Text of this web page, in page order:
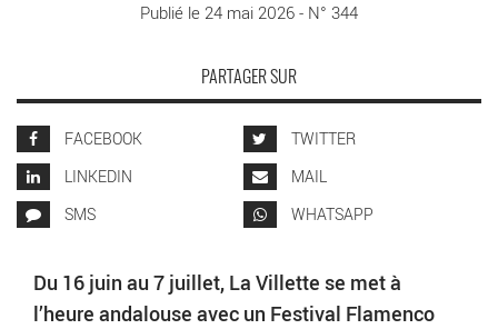
Publié le 24 mai 2026 - N° 344
PARTAGER SUR
FACEBOOK
TWITTER
LINKEDIN
MAIL
SMS
WHATSAPP
Du 16 juin au 7 juillet, La Villette se met à
l’heure andalouse avec un Festival Flamenco